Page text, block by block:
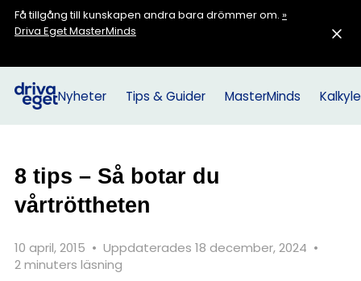
Få tillgång till kunskapen andra bara drömmer om. »
Driva Eget MasterMinds
Nyheter Tips & Guider MasterMinds
8 tips – Så botar du
vårtröttheten
10 april, 2015 • Uppdaterades 18 december, 2024 •
2 minuters läsning